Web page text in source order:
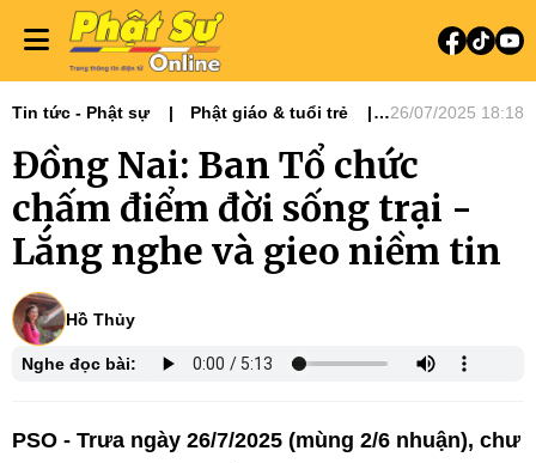
Tin tức - Phật sự
Phật giáo & tuổi trẻ
Ban Hướng dẫn Phật tử
26/07/2025 18:18
Đồng Nai: Ban Tổ chức
chấm điểm đời sống trại -
Lắng nghe và gieo niềm tin
Hồ Thủy
Nghe đọc bài:
PSO - Trưa ngày 26/7/2025 (mùng 2/6 nhuận), chư